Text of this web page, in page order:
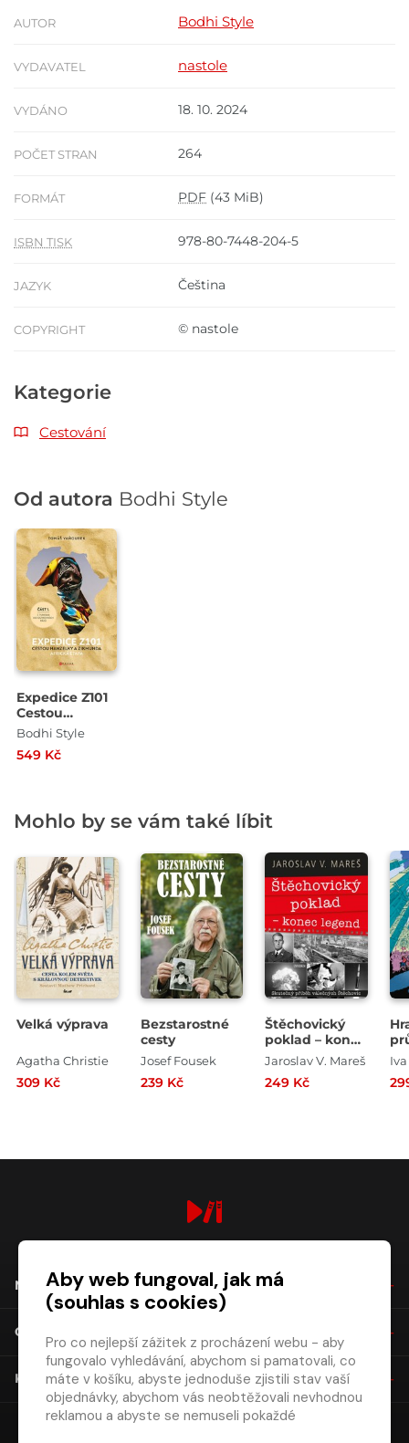
AUTOR Bodhi Style
VYDAVATEL nastole
VYDÁNO 18. 10. 2024
POČET STRAN 264
FORMÁT PDF (43 MiB)
ISBN TISK 978-80-7448-204-5
JAZYK Čeština
COPYRIGHT © nastole
Kategorie
Cestování
Od autora Bodhi Style
Expedice Z101
Cestou
Hanzelky a
Zikmunda
Bodhi Style
549 Kč
Mohlo by se vám také líbit
Velká výprava
Agatha Christie
309 Kč
Bezstarostné
cesty
Josef Fousek
239 Kč
Štěchovický
poklad – konec
legend
Jaroslav V. Mareš
249 Kč
NÁKUP
O SPOLEČNOSTI
KONTAKT
Aby web fungoval, jak má
(souhlas s cookies)
Pro co nejlepší zážitek z procházení webu - aby
fungovalo vyhledávání, abychom si pamatovali, co
máte v košíku, abyste jednoduše zjistili stav vaší
objednávky, abychom vás neobtěžovali nevhodnou
reklamou a abyste se nemuseli pokaždé